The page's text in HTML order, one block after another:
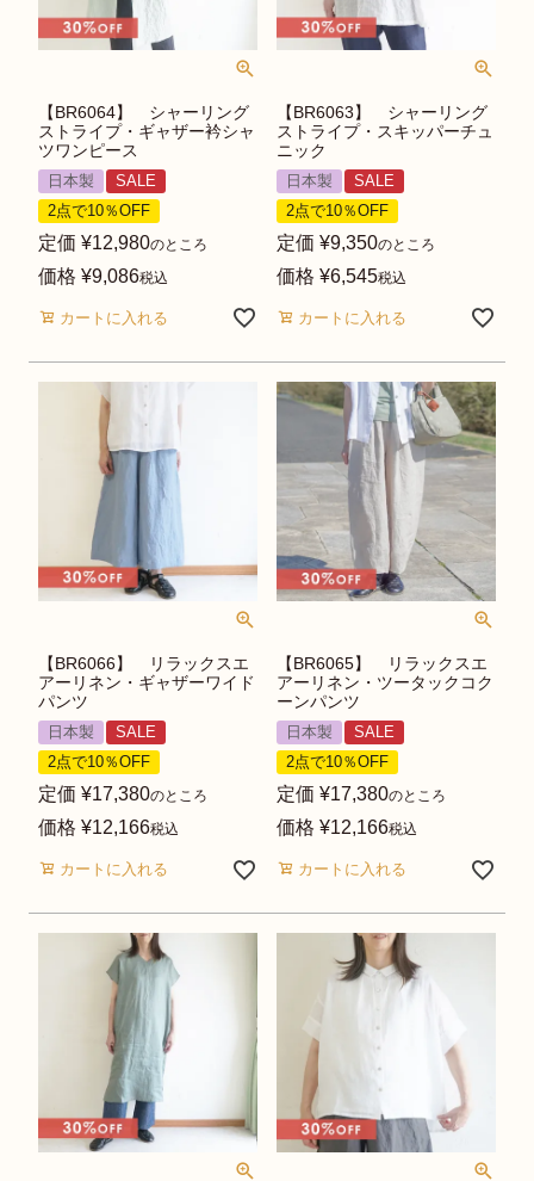
【BR6064】 シャーリング
ストライプ・ギャザー衿シャ
ツワンピース
日本製
SALE
2点で10％OFF
定価 ¥12,980のところ
価格 ¥9,086税込
カートに入れる
【BR6063】 シャーリング
ストライプ・スキッパーチュ
ニック
日本製
SALE
2点で10％OFF
定価 ¥9,350のところ
価格 ¥6,545税込
カートに入れる
【BR6066】 リラックスエ
アーリネン・ギャザーワイド
パンツ
日本製
SALE
2点で10％OFF
定価 ¥17,380のところ
価格 ¥12,166税込
カートに入れる
【BR6065】 リラックスエ
アーリネン・ツータックコク
ーンパンツ
日本製
SALE
2点で10％OFF
定価 ¥17,380のところ
価格 ¥12,166税込
カートに入れる